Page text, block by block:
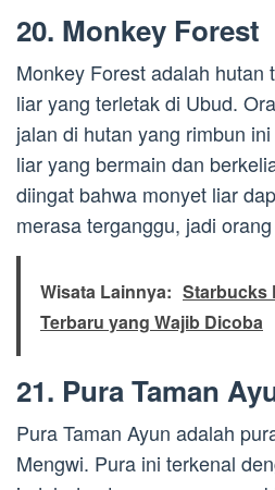
20. Monkey Forest
Monkey Forest adalah hutan
liar yang terletak di Ubud.
jalan di hutan yang rimbun
liar yang bermain dan
diingat bahwa monyet liar
merasa terganggu, jadi
Wisata Lainnya: Starbucks
Terbaru yang Wajib Dicoba
21. Pura Taman
Pura Taman Ayun adalah
Mengwi. Pura ini terkenal